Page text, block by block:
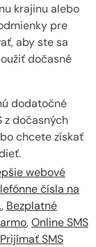
krajinu alebo
pre
aby ste sa
dočasné
dodatočné
z dočasných
chcete získať
webové
čísla na
, Bezplatné
,Online SMS
Prijímať SMS